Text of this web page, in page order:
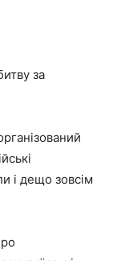
за
і дещо зовсім